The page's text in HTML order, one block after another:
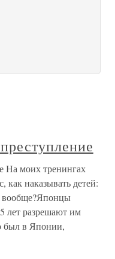
На моих тренингах
как наказывать детей:
вообще?Японцы
лет разрешают им
был в Японии,